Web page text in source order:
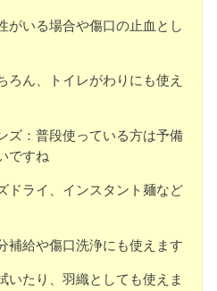
がいる場合や傷口の止血とし
ろん、トイレがわりにも使え
ズ：普段使っている方は予備
ですね
ドライ、インスタント麺など
補給や傷口洗浄にも使えます
いたり、羽織としても使えま